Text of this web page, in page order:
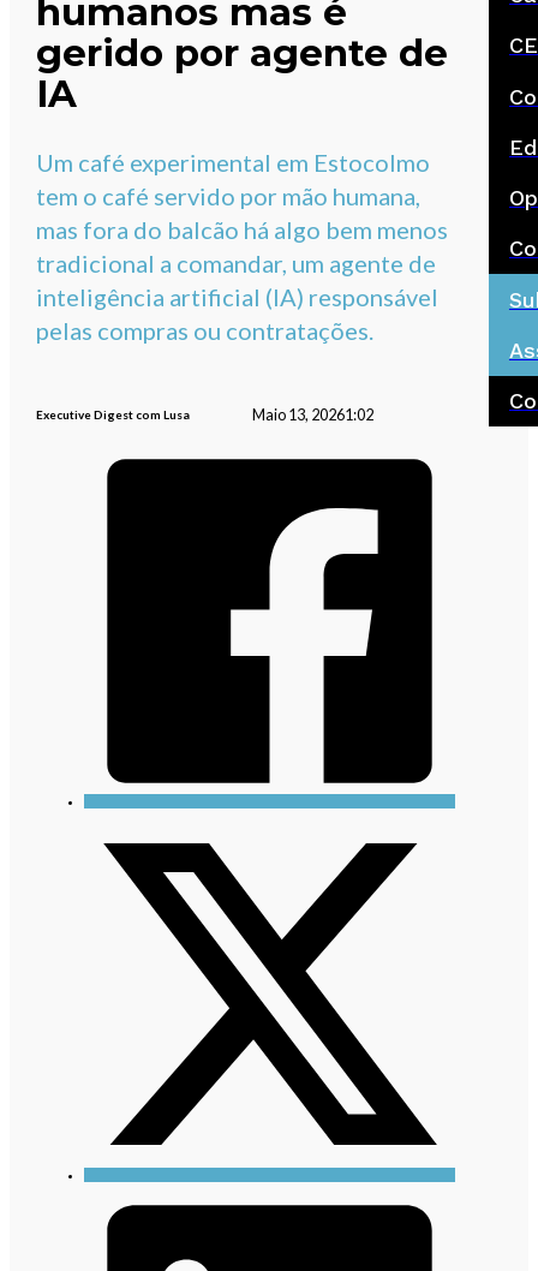
humanos mas é
gerido por agente de
IA
Um café experimental em Estocolmo
tem o café servido por mão humana,
mas fora do balcão há algo bem menos
tradicional a comandar, um agente de
inteligência artificial (IA) responsável
pelas compras ou contratações.
Executive Digest com Lusa Maio 13, 20261:02